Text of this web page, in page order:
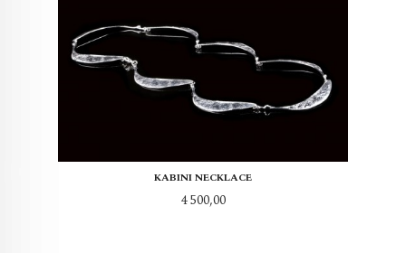
KABINI NECKLACE
Pris
4 500,00